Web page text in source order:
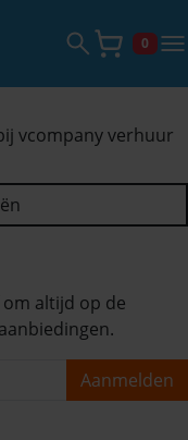
Zoekveld0
vcompany verhuur
altijd op de
Aanmelden